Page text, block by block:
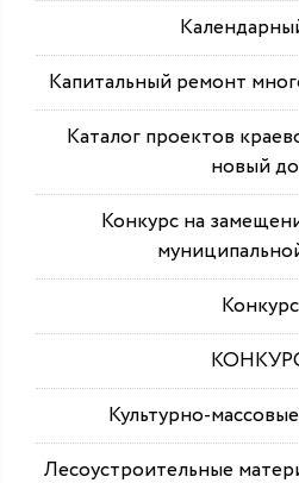
Капитальный ремонт
Каталог проектов
новый
Конкурс на
Культурно-
Лесоустроительные